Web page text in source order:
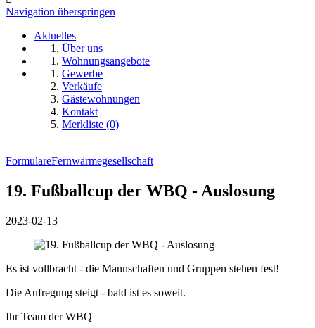
Navigation überspringen
Aktuelles
Über uns
Wohnungsangebote
Gewerbe
Verkäufe
Gästewohnungen
Kontakt
Merkliste (0)
FormulareFernwärmegesellschaft
19. Fußballcup der WBQ - Auslosung
2023-02-13
Es ist vollbracht - die Mannschaften und Gruppen stehen fest!
Die Aufregung steigt - bald ist es soweit.
Ihr Team der WBQ